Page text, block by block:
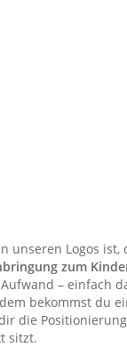
unseren Logos
zum
– einfach
bekommst du
die
sitzt.